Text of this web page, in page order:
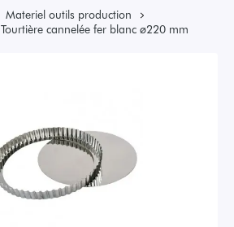
Materiel outils production
Tourtière cannelée fer blanc ø220 mm